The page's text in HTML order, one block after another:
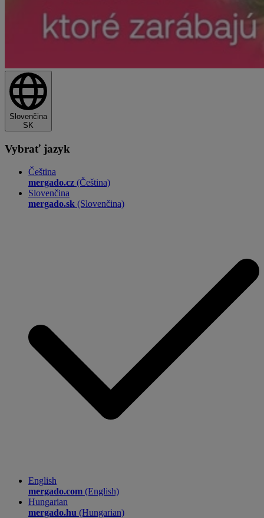
Slovenčina
SK
Vybrať jazyk
Čeština
mergado.cz (Čeština)
Slovenčina
mergado.sk (Slovenčina)
English
mergado.com (English)
Hungarian
mergado.hu (Hungarian)